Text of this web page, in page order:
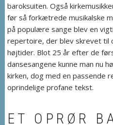
baroksuiten. Også
før så forkætrede musikalske
på populære sange blev en
repertoire, der blev skrevet til
højtider. Blot 25 år efter de
dansesangene kunne man nu
kirken, dog med en passende
oprindelige profane tekst.
ET OPRØR